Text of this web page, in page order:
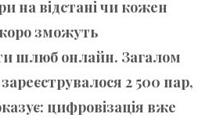
на відстані чи кожен
зможуть
шлюб онлайн. Загалом
2 500 пар,
цифровізація вже